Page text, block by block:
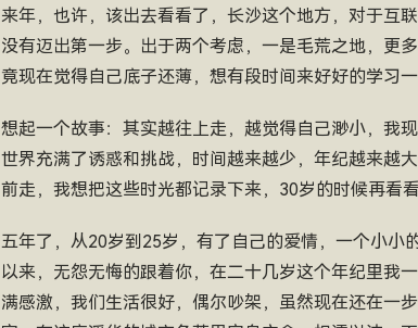
来年，也许，该出去看看了，长沙这个地方，对于互
没有迈出第一步。出于两个考虑，一是毛荒之地，更
竟现在觉得自己底子还薄，想有段时间来好好的学习
想起一个故事：其实越往上走，越觉得自己渺小，我
世界充满了诱惑和挑战，时间越来越少，年纪越来越
前走，我想把这些时光都记录下来，30岁的时候再看
五年了，从20岁到25岁，有了自己的爱情，一个小小
以来，无怨无悔的跟着你，在二十几岁这个年纪里我
满感激，我们生活很好，偶尔吵架，虽然现在还在一